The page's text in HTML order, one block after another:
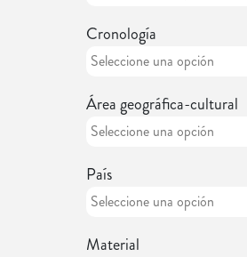
Cronología
Área geográfica-cultural
País
Material